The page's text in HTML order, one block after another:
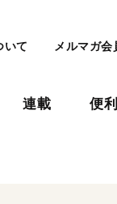
て メルマガ会
連載 便